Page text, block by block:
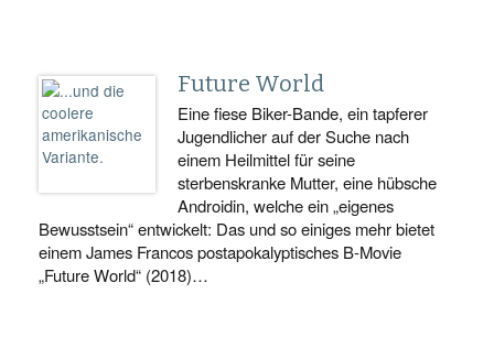
Future World
Eine fiese Biker-Bande, ein tapferer
Jugendlicher auf der Suche nach
einem Heilmittel für seine
sterbenskranke Mutter, eine hübsche
Androidin, welche ein „eigenes
Bewusstsein“ entwickelt: Das und so einiges mehr bietet
einem James Francos postapokalyptisches B-Movie
„Future World“ (2018)…